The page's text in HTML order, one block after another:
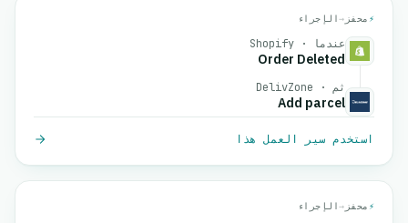
⚡ محفز →الإجراء
عندما · Shopify
Order Deleted
ثم · DelivZone
Add parcel
استخدم سير العمل هذا
⚡ محفز →الإجراء